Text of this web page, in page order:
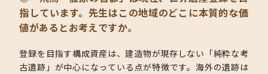
指しています。先生はこの地域のどこに本質的な価
値があるとお考えですか。
登録を目指す構成資産は、建造物が現存しない「純粋な考
古遺跡」が中心になっている点が特徴です。海外の遺跡は